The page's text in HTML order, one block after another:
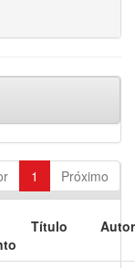
1 Próximo
Título